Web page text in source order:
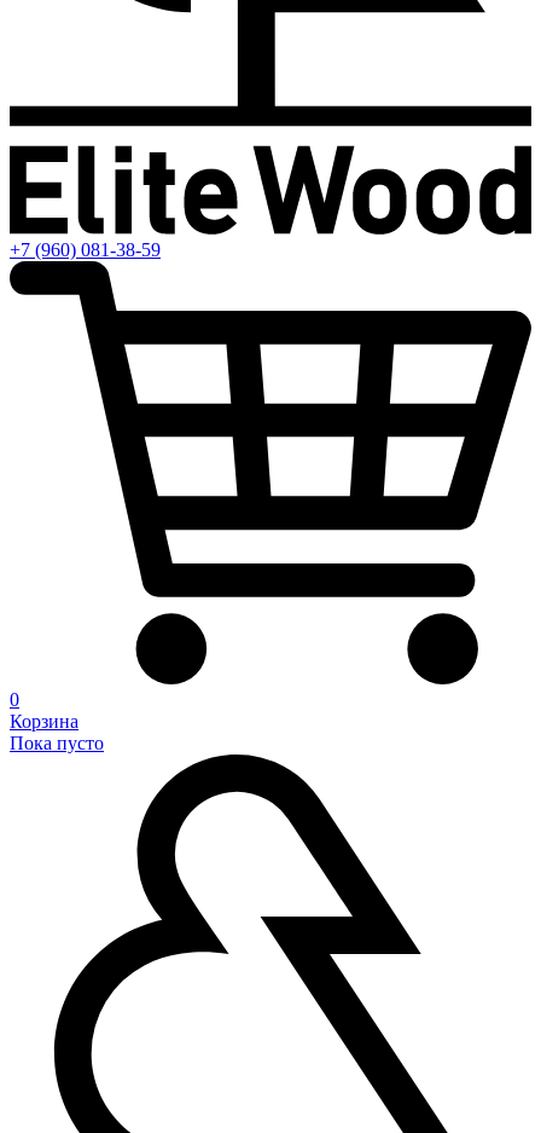
+7 (960) 081-38-59
0
Корзина
Пока пусто